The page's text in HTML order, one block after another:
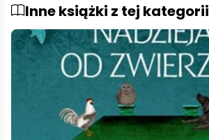
Inne książki z tej kategorii